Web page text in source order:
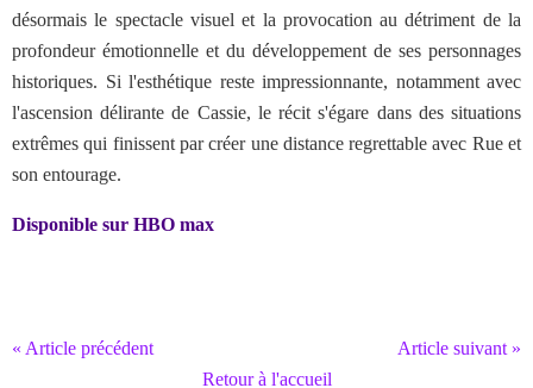
désormais le spectacle visuel et la provocation au détriment de la
profondeur émotionnelle et du développement de ses personnages
historiques. Si l'esthétique reste impressionnante, notamment avec
l'ascension délirante de Cassie, le récit s'égare dans des situations
extrêmes qui finissent par créer une distance regrettable avec Rue et
son entourage.
Disponible sur HBO max
« Article précédent
Article suivant »
Retour à l'accueil